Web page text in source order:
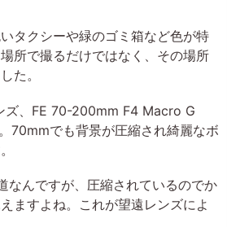
タクシーや緑のゴミ箱など色が特
所で撮るだけではなく、その場所
た。
ズ、FE 70-200mm F4 Macro G
70mmでも背景が圧縮され綺麗なボ
なんですが、圧縮されているのでか
ますよね。これが望遠レンズによ